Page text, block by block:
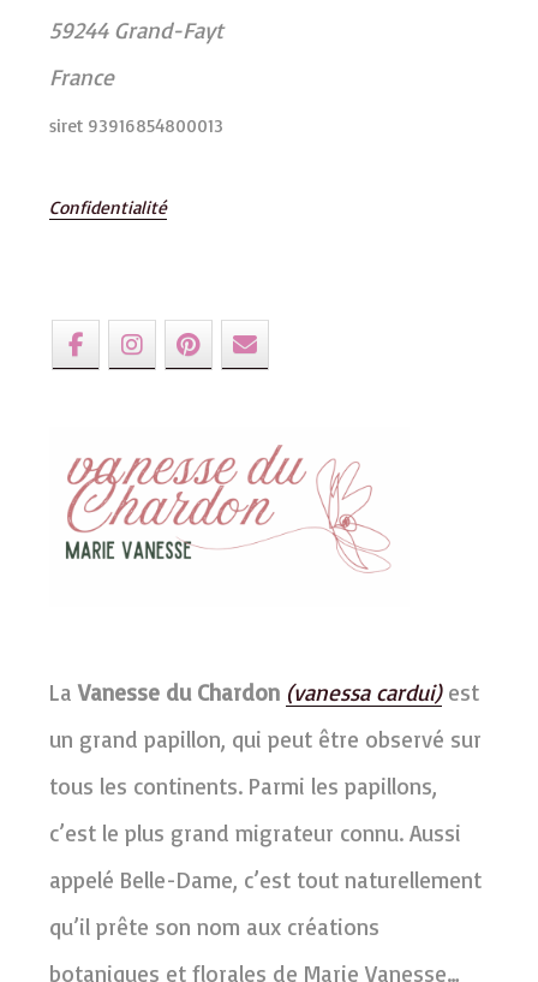
59244 Grand-Fayt
France
siret 93916854800013
Confidentialité
LaVanesse du Chardon (vanessa cardui)est
un grand papillon, qui peut être observé sur
tous les continents. Parmi les papillons,
c’est le plus grand migrateur connu. Aussi
appelé Belle-Dame, c’est tout naturellement
qu’il prête son nom aux créations
botaniques et florales de Marie Vanesse…